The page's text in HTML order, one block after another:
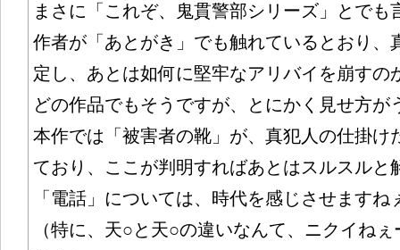
まさに「これぞ、鬼貫警部シリーズ」とでも
作者が「あとがき」でも触れているとおり、
定し、あとは如何に堅牢なアリバイを崩すの
どの作品でもそうですが、とにかく見せ方が
本作では「被害者の靴」が、真犯人の仕掛け
ており、ここが判明すればあとはスルスルと
「電話」については、時代を感じさせますね
（特に、天○と天○の違いなんて、ニクイね